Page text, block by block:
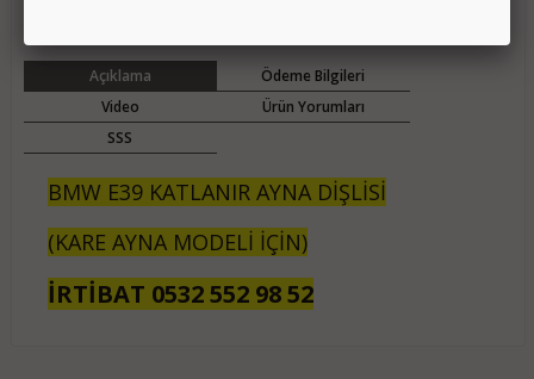
Açıklama
Ödeme Bilgileri
Video
Ürün Yorumları
SSS
BMW E39 KATLANIR AYNA DİŞLİSİ
(KARE AYNA MODELİ İÇİN)
İRTİBAT 0532 552 98 52